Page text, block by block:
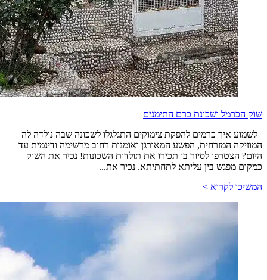
שוק הכרמל ושכונת כרם התימנים
לשמוע איך כרמים להפקת צימוקים התגלגלו לשכונה שבה נולדה לה
המוזיקה המזרחית, הפשע המאורגן ואומנות רחוב מרשימה ודינמית עד
היום? הצטרפו לסיור בו תכירו את תולדות השכונות! נכיר את השוק
כמקום מפגש בין עליתא לתחתיתא. נכיר את...
המשיכו לקרוא >